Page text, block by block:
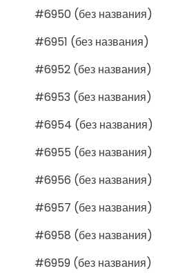
#6950 (без названия)
#6951 (без названия)
#6952 (без названия)
#6953 (без названия)
#6954 (без названия)
#6955 (без названия)
#6956 (без названия)
#6957 (без названия)
#6958 (без названия)
#6959 (без названия)